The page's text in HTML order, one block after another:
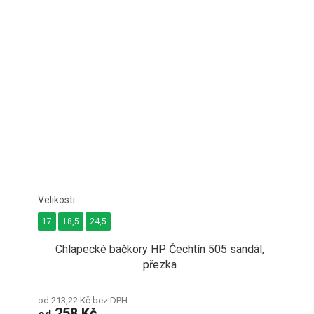
Chlapecké bačkory HP Čechtín 505 sandál,
přezka
od 213,22 Kč bez DPH
17 18,5 24,5